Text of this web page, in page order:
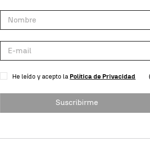
He leído y acepto la Política de Privacidad
Suscribirme